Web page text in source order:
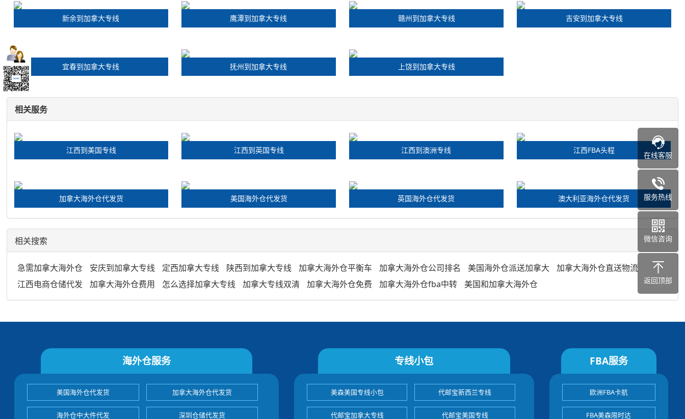
新余到加拿大专线 鹰潭到加拿大专线 赣州到加拿大专线 吉安到加拿大专线
宜春到加拿大专线 抚州到加拿大专线 上饶到加拿大专线
相关服务
江西到美国专线 江西到英国专线 江西到澳洲专线 江西FBA头程
加拿大海外仓代发货 美国海外仓代发货 英国海外仓代发货 澳大利亚海外仓代发货
相关搜索
急需加拿大海外仓 安庆到加拿大专线 定西加拿大专线 陕西到加拿大专线 加拿大海外仓平衡车 加拿大海外仓公司排名 美国海外仓派送加拿大
加拿大海外仓直送物流
江西电商仓储代发
加拿大海外仓费用 怎么选择加拿大专线 加拿大专线双清 加拿大海外仓免费 加拿大海外仓fba中转 美国和加拿大海外仓
海外仓服务
美国海外仓代发货 加拿大海外仓代发货
海外仓中大件代发 深圳仓储代发货
专线小包
美森美国专线小包 代邮宝新西兰专线
代邮宝加拿大专线 代邮宝美国专线
FBA服务
欧洲FBA卡航
FBA美森限时达
在线客服
服务热线
微信咨询
返回顶部